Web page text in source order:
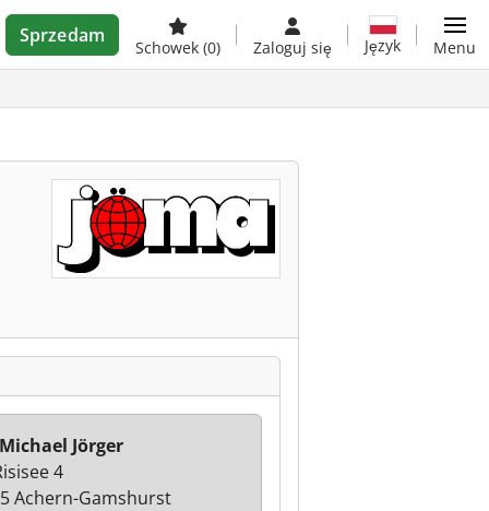
Sprzedam
Schowek (0) Zaloguj się Język Menu
Jörger
4
Achern-Gamshurst